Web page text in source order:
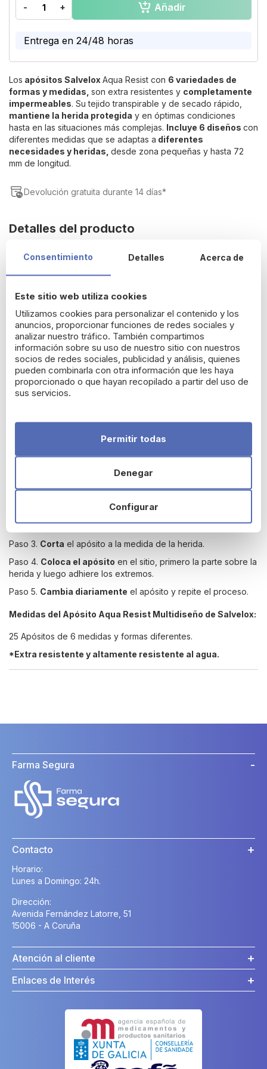
the
gallery
- + Añadir
Entrega en 24/48 horas
Los apósitos Salvelox Aqua Resist con 6 variedades de
formas y medidas, son extra resistentes y completamente
impermeables. Su tejido transpirable y de secado rápido,
mantiene la herida protegida y en óptimas condiciones
hasta en las situaciones más complejas. Incluye 6 diseños con
diferentes medidas que se adaptas a diferentes
necesidades y heridas, desde zona pequeñas y hasta 72
mm de longitud.
Devolución gratuita durante 14 días*
Detalles del producto
Apósitos Aqua Resist
Multidiseño 25 uds de Salvelox
Estosapósitos con 6 variedadesde formas y medidas, extra
resistentes ycompletamente impermeables,te ayudan a
protegerdiferentes tipos de heridasde la contaminación,
del agua y de los factores externos. Además, se mantienen
firmes en todo momento ysin dejar residuos.
Su tejido transpirable y de secado rápido, mantiene la herida
protegida y en óptimas condiciones hasta en las situaciones
que se adaptas adiferentes necesidades y heridas,desde
zona pequeñas y hasta 72 mm de longitud.
¿Cómo usar los Apósitos Aqua Resist
, pomada, o spray para ayudar
a curar la herida.
Paso 3. Corta el apósito a la medida de la herida.
Paso 4. Coloca el apósito en el sitio, primero la parte sobre la
herida y luego adhiere los extremos.
Paso 5. Cambia diariamente el apósito y repite el proceso.
Medidas del Apósito Aqua Resist Multidiseño de Salvelox:
25 Apósitos de 6 medidas y formas diferentes.
*Extra resistente y altamente resistente al agua.
Consentimiento Detalles Acerca de
Este sitio web utiliza cookies
Utilizamos cookies para personalizar el contenido y los
anuncios, proporcionar funciones de redes sociales y
analizar nuestro tráfico. También compartimos
información sobre su uso de nuestro sitio con nuestros
socios de redes sociales, publicidad y análisis, quienes
pueden combinarla con otra información que les haya
proporcionado o que hayan recopilado a partir del uso de
sus servicios.
Configurar
Denegar
Permitir todas
Farma Segura
Contacto
Horario:
Lunes a Domingo: 24h.
Dirección:
Avenida Fernández Latorre, 51
15006 - A Coruña
Atención al cliente
Enlaces de Interés